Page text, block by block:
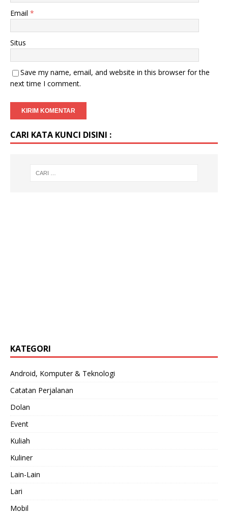
Email *
Situs
Save my name, email, and website in this browser for the
next time I comment.
CARI KATA KUNCI DISINI :
KATEGORI
Android, Komputer & Teknologi
Catatan Perjalanan
Dolan
Event
Kuliah
Kuliner
Lain-Lain
Lari
Mobil